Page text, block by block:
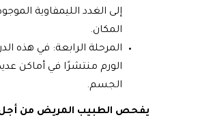
إلى الغدد الليمفاوية
المكان.
المرحلة الرابعة: في هذه
الورم منتشرًا في أماكن
الجسم.
يفحص الطبيب المريض من